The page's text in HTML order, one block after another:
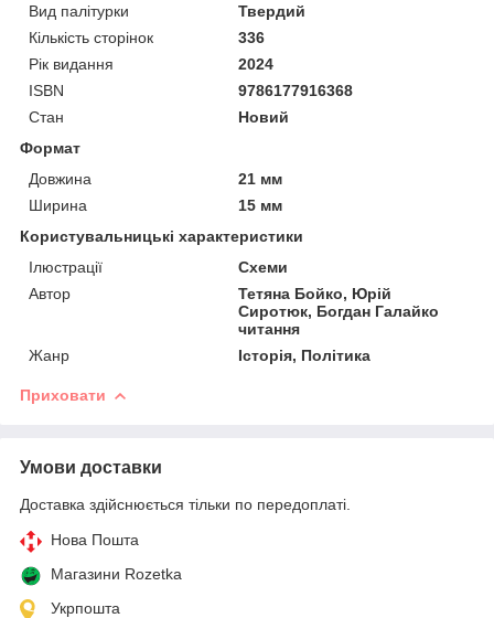
Вид палітурки
Твердий
Кількість сторінок
336
Рік видання
2024
ISBN
9786177916368
Стан
Новий
Формат
Довжина
21 мм
Ширина
15 мм
Користувальницькі характеристики
Ілюстрації
Схеми
Автор
Тетяна Бойко, Юрій
Сиротюк, Богдан Галайко
читання
Жанр
Історія, Політика
Приховати
Умови доставки
Доставка здійснюється тільки по передоплаті.
Нова Пошта
Магазини Rozetka
Укрпошта